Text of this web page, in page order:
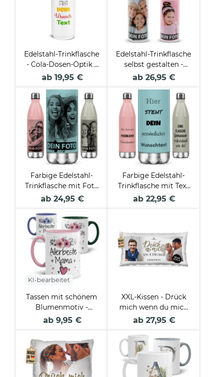
Edelstahl-Trinkflasche
- Cola-Dosen-Optik -
mit Wunschtext
ml
ab 19,95 €
Edelstahl-Trinkflasche
selbst gestalten -
Weiß mit
ml und 750 ml
ab 26,95 €
Farbige Edelstahl-
Trinkflasche mit Foto
und Text
Farben - 500 ml
ab 24,95 €
Farbige Edelstahl-
Trinkflasche mit Text
selbst gestalten - 4
ab 22,95 €
KI-bearbeitet
Tassen mit schönem
Blumenmotiv -
Allerbeste
ab 9,95 €
XXL-Kissen - Drück
mich wenn du mich
vermisst - mit Name
ab 27,95 €